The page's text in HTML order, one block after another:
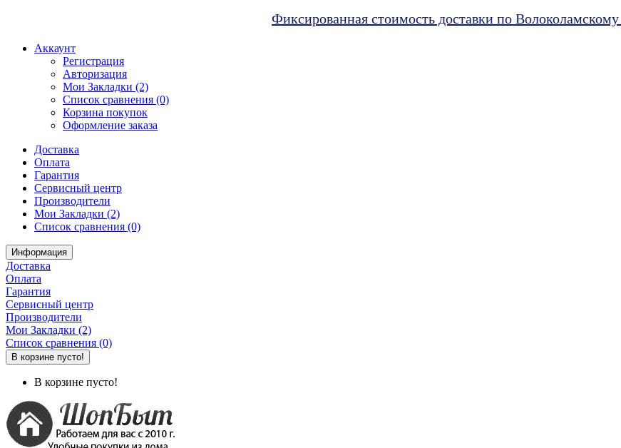
Фиксированная стоимость доставки по
Аккаунт
Регистрация
Авторизация
Мои Закладки (2)
Список сравнения (0)
Корзина покупок
Оформление заказа
Доставка
Оплата
Гарантия
Сервисный центр
Производители
Мои Закладки (2)
Список сравнения (0)
Информация
Доставка
Оплата
Гарантия
Сервисный центр
Производители
Мои Закладки (2)
Список сравнения (0)
В корзине пусто!
В корзине пусто!